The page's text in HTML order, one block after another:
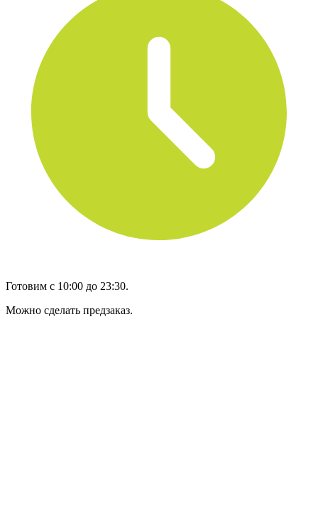
Готовим с 10:00 до 23:30.
Можно сделать предзаказ.